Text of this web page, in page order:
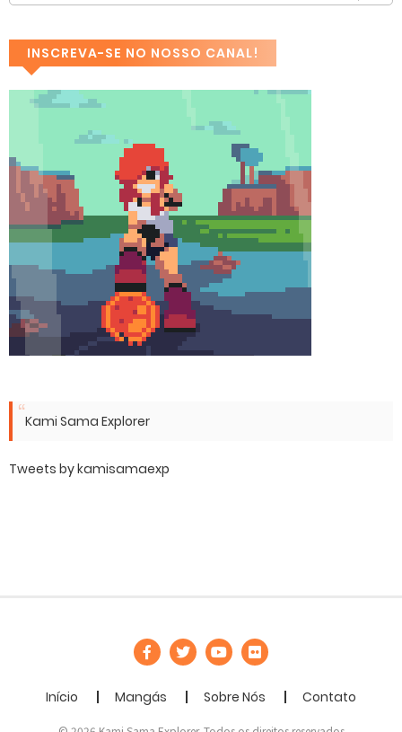
INSCREVA-SE NO NOSSO CANAL!
Kami Sama Explorer
Tweets by kamisamaexp
Início Mangás Sobre Nós Contato